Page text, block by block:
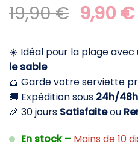
19,90€ Le
prix
initial
était :
19,90
9,90 €
☀️ Idéal pour la plage avec
le sable
🧺 Garde votre serviette
🚚 Expédition sous 24h/48h
🎉 30 jours Satisfaiteou
En stock – Moins de 10